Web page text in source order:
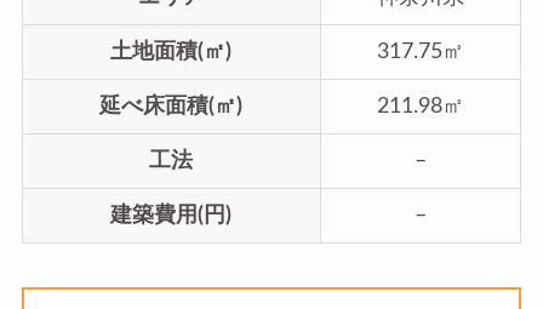
土地面積(㎡) 317.75㎡
延べ床面積(㎡) 211.98㎡
工法 –
建築費用(円) –